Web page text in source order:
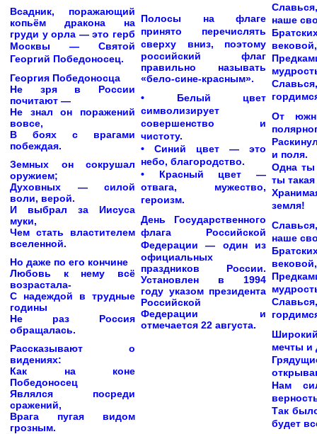
Всадник, поражающий
копьём дракона на
груди у орла — это герб
Москвы —Святой
Георгий Победоносец.
Георгия Победоносца
Не зря в России
почитают —
Не знал он поражений
вовсе,
В боях с врагами
побеждая.
Земных он сокрушал
оружием;
Духовных — силой
воли, верой.
И выбрал за Иисуса
муки,
Чем стать властителем
вселенной.
Но даже по его кончине
Любовь к нему всё
возрастала-
С надеждой в трудные
годины
Не раз Россия
обращалась.
Рассказывают о
видениях:
Как на коне
Победоносец
Являлся посреди
сражений,
Врага пугая видом
грозным.
Полосы на флаге
принято перечислять
сверху вниз, поэтому
российский флаг
правильно называть
«бело-сине-красным».
• Белый цвет
символизирует
совершенство и
чистоту.
• Синий цвет — это
небо, благородство.
• Красный цвет —
отвага, мужество,
героизм.
День Государственного
флага Российской
Федерации — один из
официальных
праздников России.
Установлен в 1994
году указом президента
Российской
Федерации и
отмечается 22 августа.
наше
вековой,
От
и поля.
Одна ты
ты
земля!
наше
вековой,
мечты и
Нам
Так
будет